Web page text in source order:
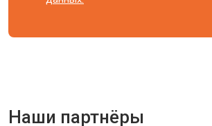
Наши партнёры